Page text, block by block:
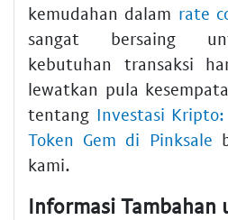
kemudahan dalam rate
sangat bersaing
kebutuhan transaksi
lewatkan pula
tentang Investasi
Token Gem di Pinksale
kami.
Informasi